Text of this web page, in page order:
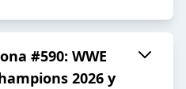
#590: WWE
2026 y